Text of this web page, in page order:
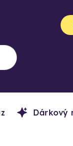
Dárkový